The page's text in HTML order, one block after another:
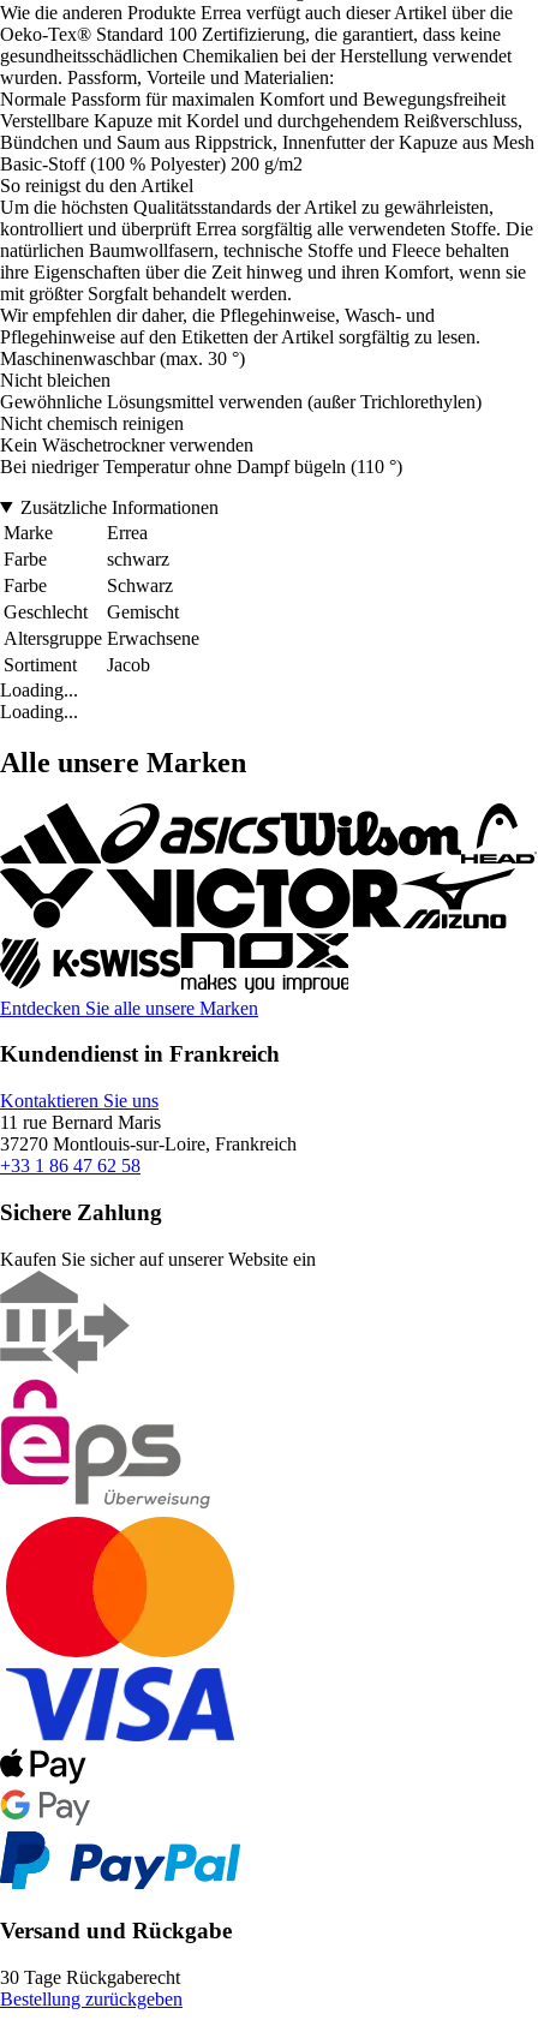
Wie die anderen Produkte Errea verfügt auch dieser Artikel über die
Oeko-Tex® Standard 100 Zertifizierung, die garantiert, dass keine
gesundheitsschädlichen Chemikalien bei der Herstellung verwendet
wurden. Passform, Vorteile und Materialien:
Normale Passform für maximalen Komfort und Bewegungsfreiheit
Verstellbare Kapuze mit Kordel und durchgehendem Reißverschluss,
Bündchen und Saum aus Rippstrick, Innenfutter der Kapuze aus Mesh
Basic-Stoff (100 % Polyester) 200 g/m2
So reinigst du den Artikel
Um die höchsten Qualitätsstandards der Artikel zu gewährleisten,
kontrolliert und überprüft Errea sorgfältig alle verwendeten Stoffe. Die
natürlichen Baumwollfasern, technische Stoffe und Fleece behalten
ihre Eigenschaften über die Zeit hinweg und ihren Komfort, wenn sie
mit größter Sorgfalt behandelt werden.
Wir empfehlen dir daher, die Pflegehinweise, Wasch- und
Pflegehinweise auf den Etiketten der Artikel sorgfältig zu lesen.
Maschinenwaschbar (max. 30 °)
Nicht bleichen
Gewöhnliche Lösungsmittel verwenden (außer Trichlorethylen)
Nicht chemisch reinigen
Kein Wäschetrockner verwenden
Bei niedriger Temperatur ohne Dampf bügeln (110 °)
Zusätzliche Informationen
Marke
Errea
Farbe
schwarz
Farbe
Schwarz
Geschlecht
Gemischt
Altersgruppe Erwachsene
Sortiment
Jacob
Loading...
Loading...
Alle unsere Marken
Entdecken Sie alle unsere Marken
Kundendienst in Frankreich
Kontaktieren Sie uns
11 rue Bernard Maris
37270 Montlouis-sur-Loire, Frankreich
+33 1 86 47 62 58
Sichere Zahlung
Kaufen Sie sicher auf unserer Website ein
Versand und Rückgabe
30 Tage Rückgaberecht
Bestellung zurückgeben